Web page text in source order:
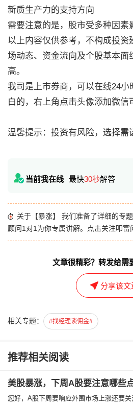
新质生产力的支持方向
需要注意的是，股市受多种因素
以上内容仅供参考，不构成投资
场动态、资金流向及个股基本面
高。
我司是上市券商，可以在线24小
白的，右上角点击头像添加微信
温馨提示：投资有风险，选择需
当前我在线 最快30秒解答
关于【暴涨】 我们准备了详细的专
顾问1对1为你专属讲解。点击关注叩富
文章很精彩？转发给需
分享该文
相关专题： #找经理谈佣金#
推荐相关阅读
您好，A股下周要响应外围市场上涨还要